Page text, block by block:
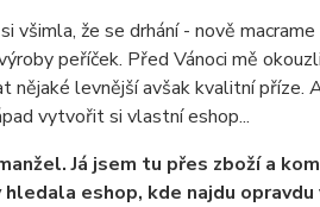
všimla, že se drhání - nově
peříček. Před Vánoci mě
nějaké levnější avšak kvalitní
vytvořit si vlastní eshop...
Já jsem tu přes zboží a
eshop, kde najdu